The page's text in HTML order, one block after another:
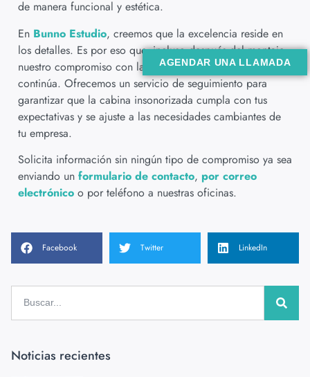
AGENDAR UNA LLAMADA
de manera funcional y estética.
En Bunno Estudio, creemos que la excelencia reside en
los detalles. Es por eso que, incluso después del montaje,
nuestro compromiso con la satisfacción del cliente
continúa. Ofrecemos un servicio de seguimiento para
garantizar que la cabina insonorizada cumpla con tus
expectativas y se ajuste a las necesidades cambiantes de
tu empresa.
Solicita información sin ningún tipo de compromiso ya sea
enviando un formulario de contacto, por correo
electrónico o por teléfono a nuestras oficinas.
Facebook Twitter LinkedIn
Noticias recientes